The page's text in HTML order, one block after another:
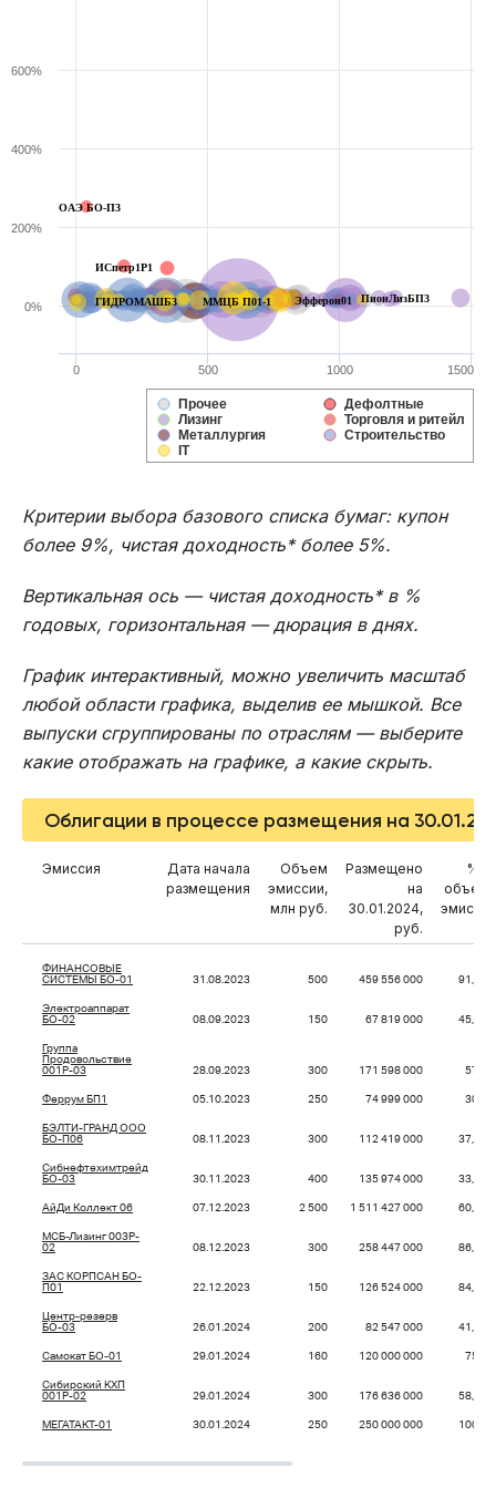
ГИДРОМАШБ3 ММЦБ П01-1 Эфферон01
ИСпетр1P1
ОАЭ БО-П3
ПионЛизБП3
Прочее
Дефолтные
Лизинг
Торговля и ритейл
Металлургия
Строительство
IT
0 500 1000 1500
0%
200%
400%
600%
Критерии выбора базового списка бумаг: купон
более 9%, чистая доходность* более 5%.
Вертикальная ось — чистая доходность* в %
годовых, горизонтальная — дюрация в днях.
График интерактивный, можно увеличить масштаб
любой области графика, выделив ее мышкой. Все
выпуски сгруппированы по отраслям — выберите
какие отображать на графике, а какие скрыть.
Облигации в процессе размещения на
Эмиссия
Дата начала
размещения
Объем
эмиссии,
млн руб.
Размещено
на
30.01.2024,
руб.
% от
объема
эмиссии
ФИНАНСОВЫЕ
СИСТЕМЫ БО-01
31.08.2023 500 459 556 000 91,91%
Электроаппарат
БО-02
08.09.2023 150 67 819 000 45,21%
Группа
Продовольствие
001P-03
28.09.2023 300 171 598 000 57,2%
Феррум БП1 05.10.2023 250 74 999 000 30,0%
БЭЛТИ-ГРАНД ООО
БО-П06
08.11.2023 300 112 419 000 37,47%
Сибнефтехимтрейд
БО-03
30.11.2023 400 135 974 000 33,99%
АйДи Коллект 06 07.12.2023 2 500 1 511 427 000 60,46%
МСБ-Лизинг 003P-
02
08.12.2023 300 258 447 000 86,15%
ЗАС КОРПСАН БО-
П01
22.12.2023 150 126 524 000 84,35%
Центр-резерв
БО-03
26.01.2024 200 82 547 000 41,27%
Самокат БО-01 29.01.2024 160 120 000 000 75,0%
Сибирский КХП
001P-02
29.01.2024 300 176 636 000 58,88%
МЕГАТАКТ-01 30.01.2024 250 250 000 000 100,0%